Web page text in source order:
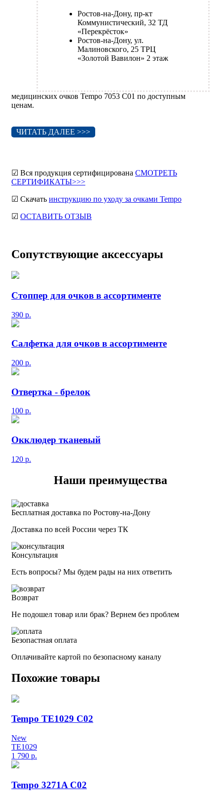
Ростов-на-Дону, пр-кт
Коммунистический, 32 ТД
«Перекрёсток»
Ростов-на-Дону, ул.
Малиновского, 25 ТРЦ
«Золотой Вавилон» 2 этаж
медицинских очков Tempo 7053 C01 по доступным
ценам.
ЧИТАТЬ ДАЛЕЕ >>>
☑ Вся продукция сертифицирована СМОТРЕТЬ
СЕРТИФИКАТЫ>>>
☑ Скачать инструкцию по уходу за очками Tempo
☑ ОСТАВИТЬ ОТЗЫВ
Сопутствующие аксессуары
Стоппер для очков в ассортименте
390 р.
Салфетка для очков в ассортименте
200 р.
Отвертка - брелок
100 р.
Окклюдер тканевый
120 р.
Наши преимущества
Бесплатная доставка по Ростову-на-Дону
Доставка по всей России через ТК
Консультация
Есть вопросы? Мы будем рады на них ответить
Возврат
Не подошел товар или брак? Вернем без проблем
Безопастная оплата
Оплачивайте картой по безопасному каналу
Похожие товары
Tempo TE1029 C02
New
TE1029
1 790 р.
Tempo 3271A C02